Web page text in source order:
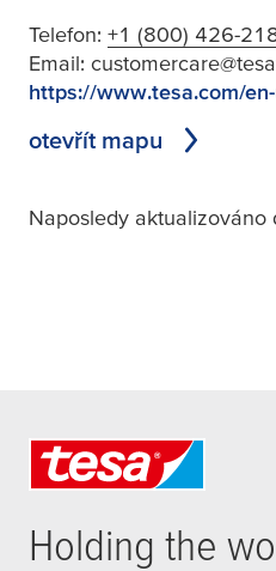
Telefon: +1 (800) 426-
Email:
https://www.tesa.com/
otevřít mapu
Naposledy
Holding the